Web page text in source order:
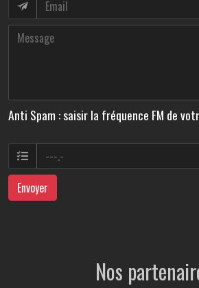
Anti Spam : saisir la fréquence FM de
Envoyer
Nos